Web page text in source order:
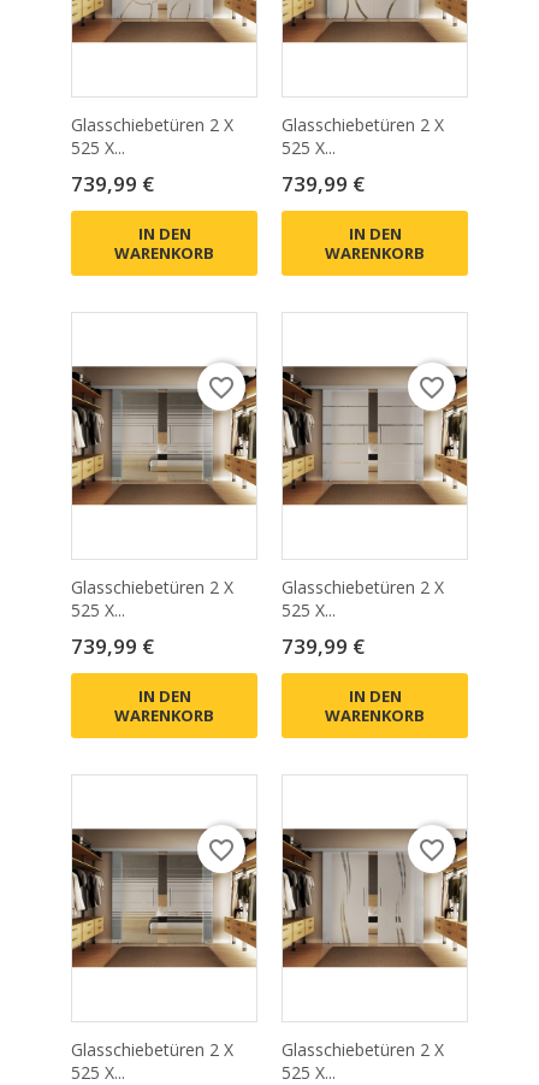
Glasschiebetüren 2 X
525 X...
Preis
739,99 €
IN DEN
WARENKORB
Glasschiebetüren 2 X
525 X...
Preis
739,99 €
IN DEN
WARENKORB
Glasschiebetüren 2 X
525 X...
Preis
739,99 €
IN DEN
WARENKORB
favorite_border
Glasschiebetüren 2 X
525 X...
Preis
739,99 €
IN DEN
WARENKORB
favorite_border
Glasschiebetüren 2 X
525 X...
favorite_border
Glasschiebetüren 2 X
525 X...
favorite_border